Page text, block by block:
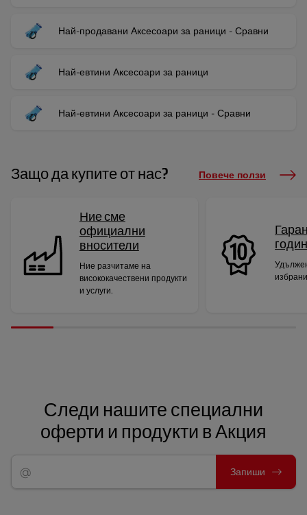
Най-продавани Аксесоари за раници - Сравни
Най-евтини Аксесоари за раници
Най-евтини Аксесоари за раници - Сравни
Защо да купите от нас? Повече ползи
Ние сме
официални
вносители
Ние разчитаме на
висококачествени продукти
и услуги.
Следи нашите специални
оферти и продукти в Акция
Запиши